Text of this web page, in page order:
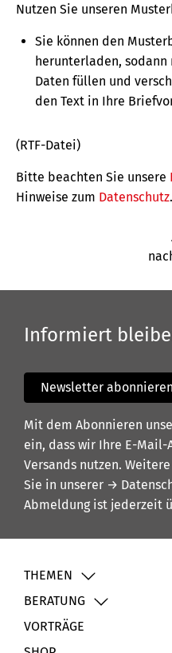
Nutzen Sie unseren
Sie können den
herunterladen,
Daten füllen und
den Text in Ihre
(RTF-Datei)
Bitte beachten Sie unsere
Hinweise zum Datenschutz.
Informiert
Newsletter abonnieren
Mit dem Abonnieren
ein, dass wir Ihre E-Mail-
Versands nutzen.
Sie in unserer →
Abmeldung ist jederzeit
THEMEN
BERATUNG
VORTRÄGE